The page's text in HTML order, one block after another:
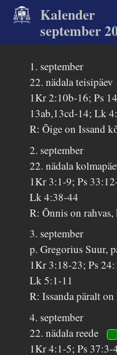
Kalender
september
1. september
22. nädala teisipäev
1Kr 2:10b-16; Ps
13ab,13cd-14; Lk
R: Õige on Issand
2. september
22. nädala
1Kr 3:1-9; Ps
Lk 4:38-44
R: Õnnis on
3. september
p. Gregorius Suur,
1Kr 3:18-23; Ps
Lk 5:1-11
R: Issanda päralt
4. september
22. nädala reede
1Kr 4:1-5; Ps